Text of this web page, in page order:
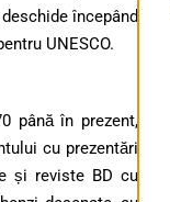
începând
UNESCO.
până în prezent,
cu prezentări
și reviste BD cu